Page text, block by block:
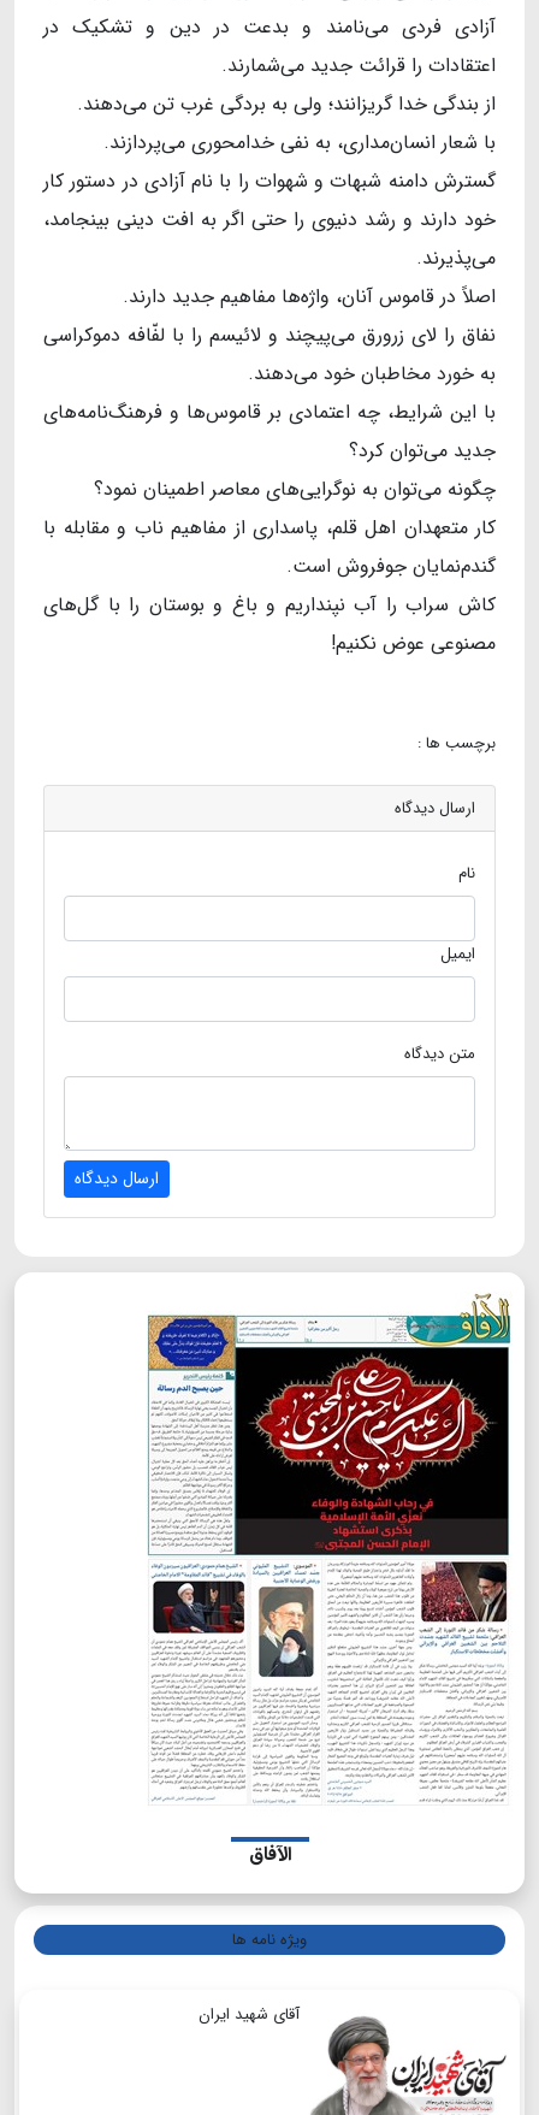
آزادی فردی می‌نامند و بدعت در دین و تشکیک در
اعتقادات را قرائت جدید می‌شمارند.
از بندگی خدا گریزانند؛ ولی به بردگی غرب تن می‌دهند.
با شعار انسان‌مداری، به نفی خدامحوری می‌پردازند.
گسترش دامنه شبهات و شهوات را با نام آزادی در دستور کار
خود دارند و رشد دنیوی را حتی اگر به افت دینی بینجامد،
می‌پذیرند.
اصلاً در قاموس آنان، واژه‌ها مفاهیم جدید دارند.
نفاق را لای زرورق می‌پیچند و لائیسم را با لفّافه دموکراسی
به خورد مخاطبان خود می‌دهند.
با این شرایط، چه اعتمادی بر قاموس‌ها و فرهنگ‌نامه‌های
جدید می‌توان کرد؟
چگونه می‌توان به نوگرایی‌های معاصر اطمینان نمود؟
کار متعهدان اهل قلم، پاسداری از مفاهیم ناب و مقابله با
گندم‌نمایان جوفروش است.
کاش سراب را آب نپنداریم و باغ و بوستان را با گل‌های
مصنوعی عوض نکنیم!
برچسب ها :
ارسال دیدگاه
نام
ایمیل
متن دیدگاه
ارسال دیدگاه
الآفاق
ویژه نامه ها
آقای شهید ایران